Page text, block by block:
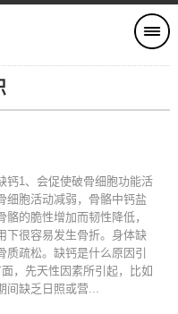
钙1、会促使破骨细胞功能活
细胞活动减弱，骨骼中钙盐
骼的脆性增加而韧性降低，
下很容易发生骨折。身体缺
质疏松。缺钙是什么原因引
，先天性因素所引起，比如
间缺乏日照或营...